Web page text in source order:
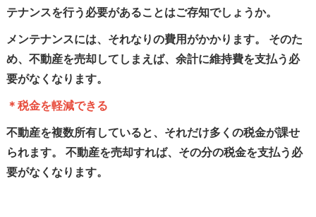
テナンスを行う必要があることはご存知でしょうか。
メンテナンスには、それなりの費用がかかります。 そのた
め、不動産を売却してしまえば、余計に維持費を支払う必
要がなくなります。
＊税金を軽減できる
不動産を複数所有していると、それだけ多くの税金が課せ
られます。 不動産を売却すれば、その分の税金を支払う必
要がなくなります。